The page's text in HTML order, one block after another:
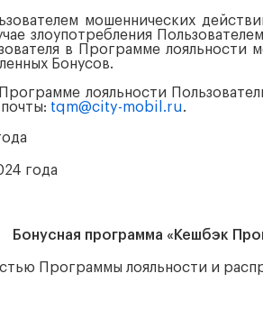
мошеннических
злоупотребления
в Программе
Бонусов.
лояльности
tqm@city-mobil.ru.
года
Бонусная программа «Кешбэк
Программы лояльности и